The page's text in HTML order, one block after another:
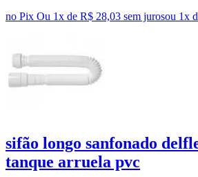
no Pix Ou 1x de R$ 28,03 sem jurosou 1x
sifão longo sanfonado
tanque arruela pvc